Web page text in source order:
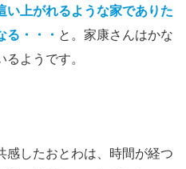
い上がれるような家でありた
る・・・ と。家康さんはかな
ようです。
感したおとわは、時間が経つ